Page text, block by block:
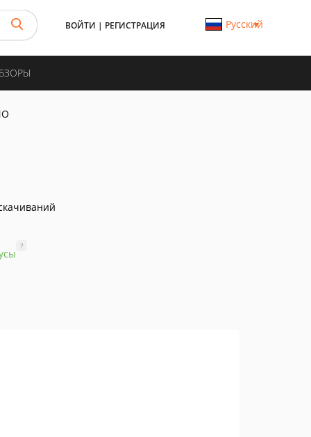
ВОЙТИ | РЕГИСТРАЦИЯ Русский
?